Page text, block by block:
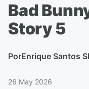
Bad
Story 5
PorEnrique Santos
26 May 2026